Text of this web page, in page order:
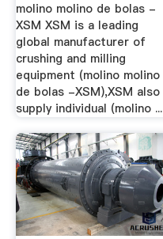
molino molino de bolas -
XSM XSM is a leading
global manufacturer of
crushing and milling
equipment (molino molino
de bolas -XSM),XSM also
supply individual (molino ...